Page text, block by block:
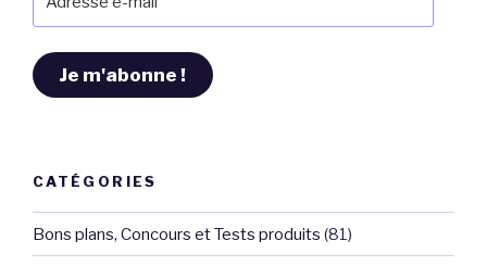
e-
Je m'abonne !
CATÉGORIES
Bons plans, Concours et Tests produits (81)